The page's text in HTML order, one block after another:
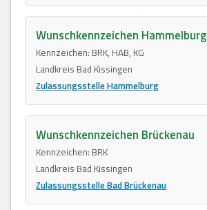
Wunschkennzeichen Hammelburg
Kennzeichen: BRK, HAB, KG
Landkreis Bad Kissingen
Zulassungsstelle Hammelburg
Wunschkennzeichen Brückenau
Kennzeichen: BRK
Landkreis Bad Kissingen
Zulassungsstelle Bad Brückenau